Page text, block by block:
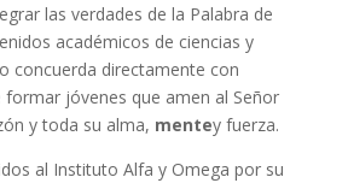
las verdades de la Palabra de
académicos de ciencias y
concuerda directamente con
jóvenes que amen al Señor
y toda su alma, mentey fuerza.
al Instituto Alfa y Omega por su